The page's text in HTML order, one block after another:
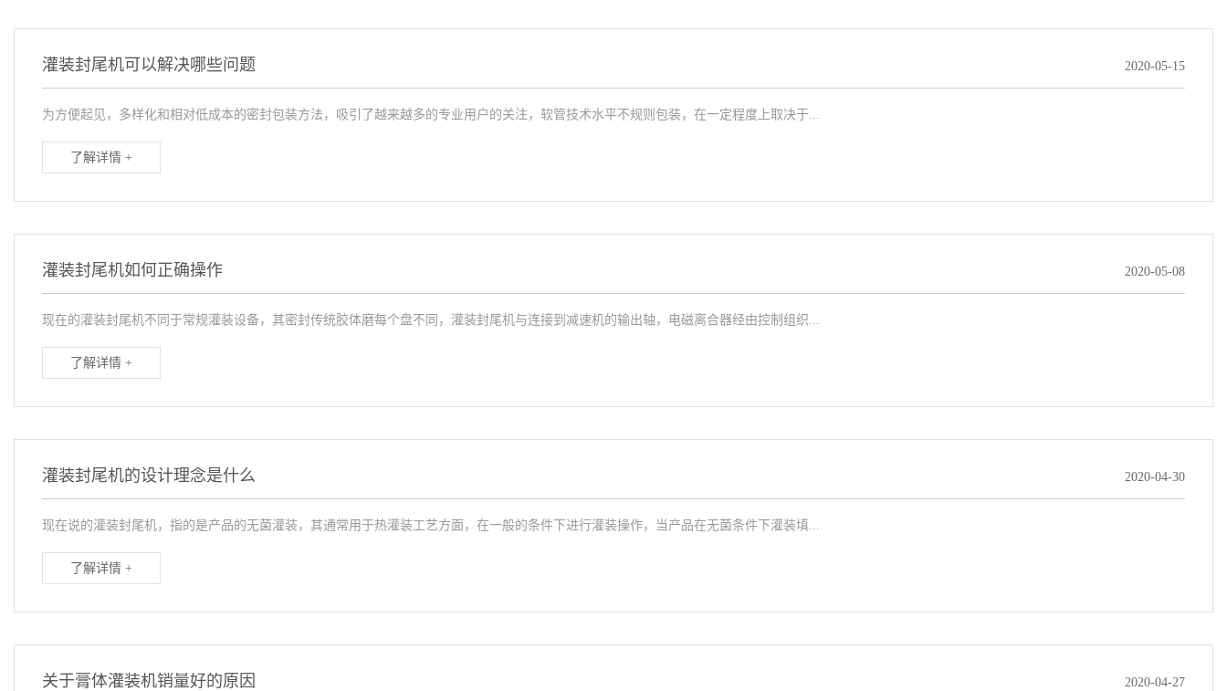
灌装封尾机可以解决哪些问题 2020-05-15
为方便起见，多样化和相对低成本的密封包装方法，吸引了越来越多的专业用户的关注，软管技术水平不规则包装，在一定程度上取决于...
了解详情 +
灌装封尾机如何正确操作 2020-05-08
现在的灌装封尾机不同于常规灌装设备，其密封传统胶体磨每个盘不同，灌装封尾机与连接到减速机的输出轴，电磁离合器经由控制组织...
了解详情 +
灌装封尾机的设计理念是什么 2020-04-30
现在说的灌装封尾机，指的是产品的无菌灌装，其通常用于热灌装工艺方面，在一般的条件下进行灌装操作，当产品在无菌条件下灌装填...
了解详情 +
关于膏体灌装机销量好的原因 2020-04-27